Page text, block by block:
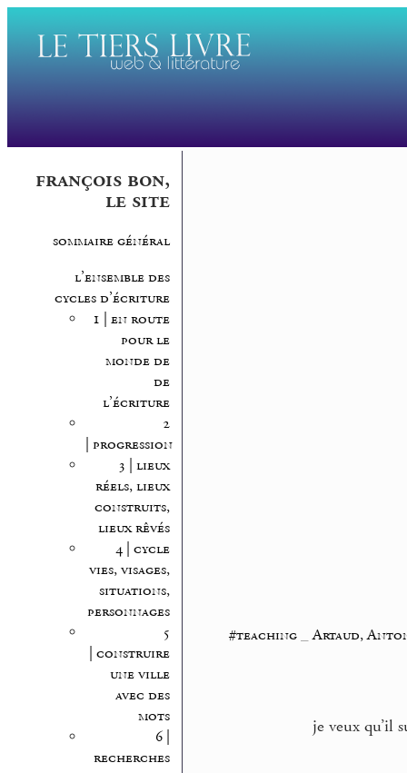
françois bon,
le site
sommaire général
l’ensemble des
cycles d’écriture
1 | en route
pour le
monde de
de
l’écriture
2
| progression
3 | lieux
réels, lieux
construits,
lieux rêvés
4 | cycle
vies, visages,
situations,
personnages
5
| construire
une ville
avec des
mots
6 |
recherches
#teaching_Artaud,
je veux qu’il